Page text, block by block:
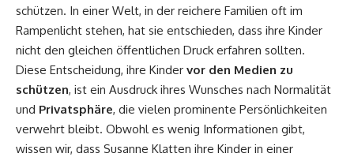
schützen. In einer Welt, in der reichere Familien oft im
Rampenlicht stehen, hat sie entschieden, dass ihre Kinder
nicht den gleichen öffentlichen Druck erfahren sollten.
Diese Entscheidung, ihre Kinder vor den Medien zu
schützen, ist ein Ausdruck ihres Wunsches nach Normalität
und Privatsphäre, die vielen prominente Persönlichkeiten
verwehrt bleibt. Obwohl es wenig Informationen gibt,
wissen wir, dass Susanne Klatten ihre Kinder in einer